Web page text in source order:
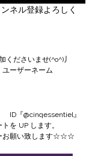
ネル登録よろしく
ださいませ(^o^)丿
ーザーネーム
ID『@cinqessentiel』
を UP します。
お願い致します☆☆☆